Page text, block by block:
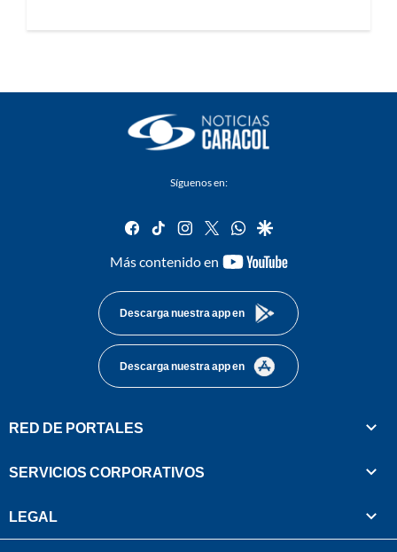
Síguenos en:
facebook
tiktok instagram
twitterwhatsapp
google
Más contenido en
youtube-
Descarga nuestra app en
Descarga nuestra app en
RED DE PORTALES
SERVICIOS CORPORATIVOS
LEGAL